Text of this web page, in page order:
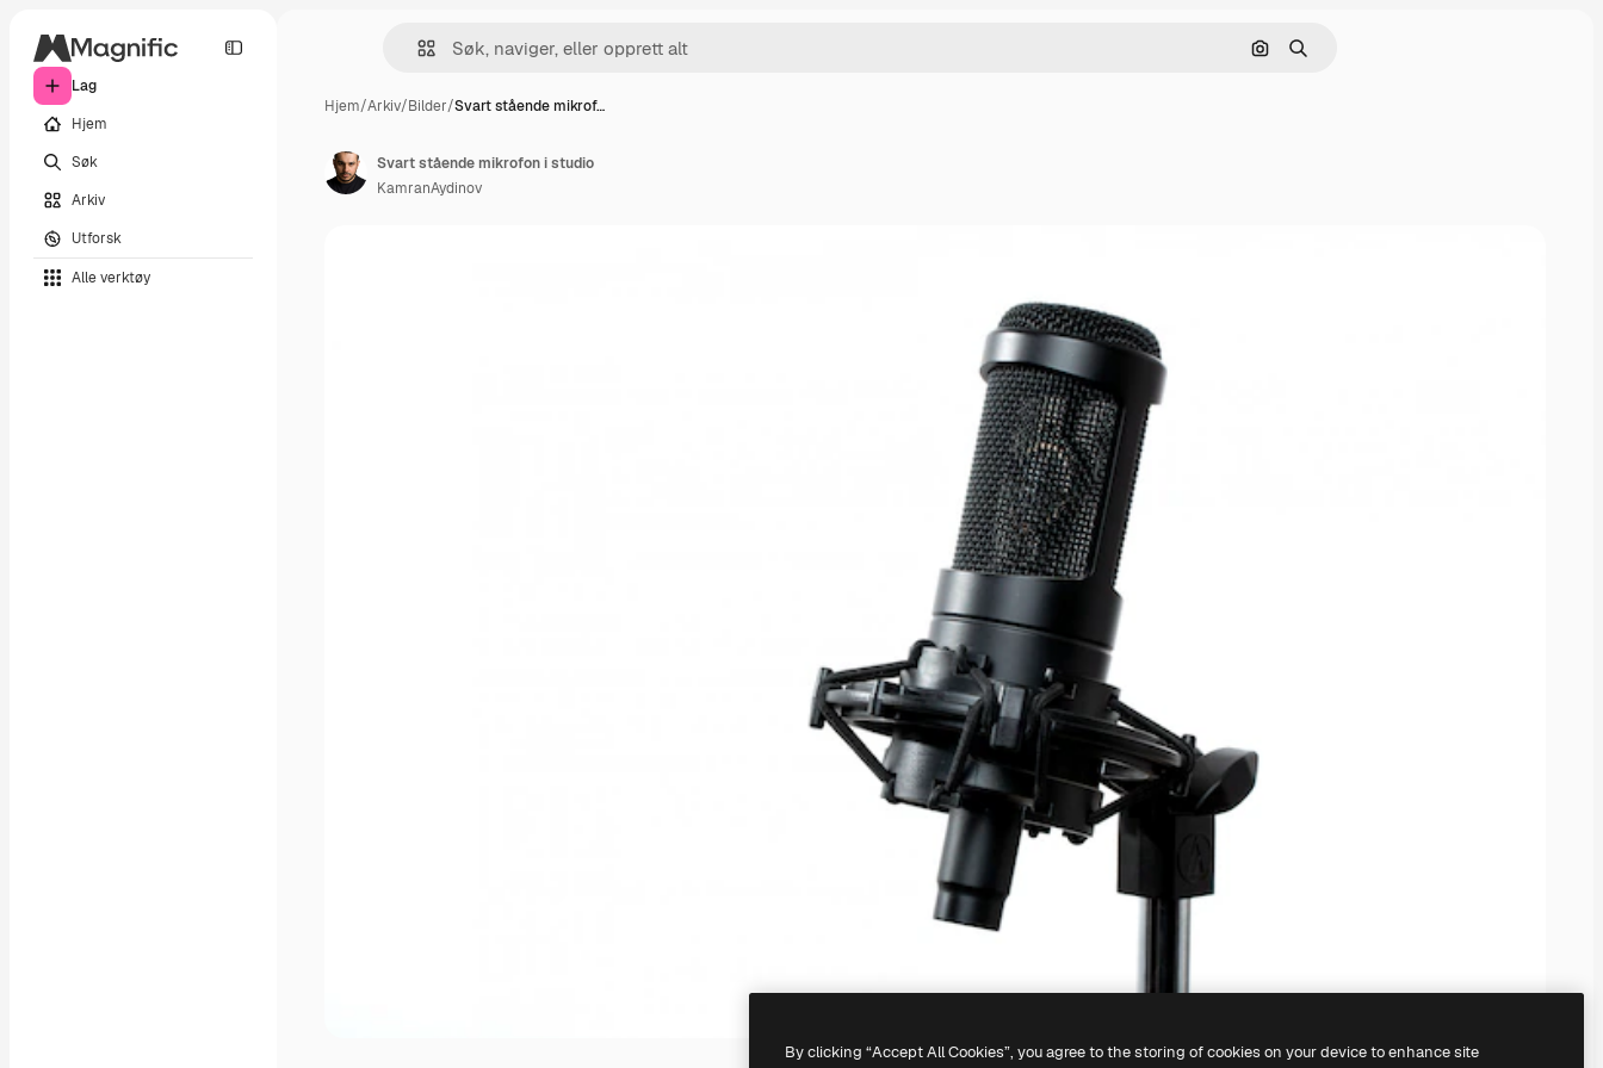
Lag
Hjem
Søk
Arkiv
Utforsk
Alle verktøy
Søk etter bilde
Søk
Hjem/Arkiv/Bilder/Svart stående mikrof…
Svart stående mikrofon i studio
KamranAydinov
By clicking “Accept All Cookies”, you agree to the storing of cookies on your device to enhance site